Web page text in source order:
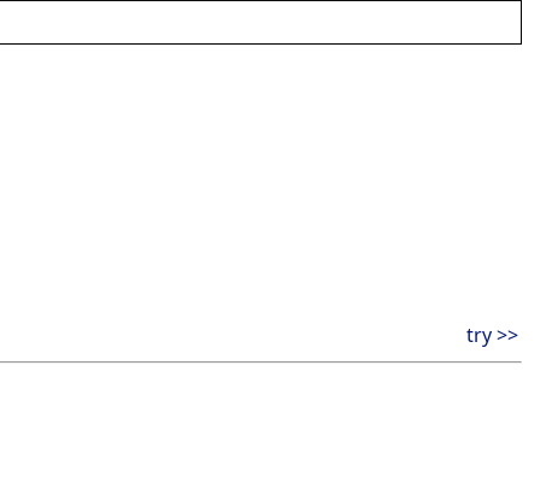
try >>